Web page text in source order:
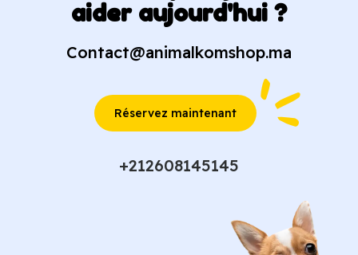
aider aujourd'hui ?
Contact@animalkomshop.ma
Réservez maintenant
+212608145145